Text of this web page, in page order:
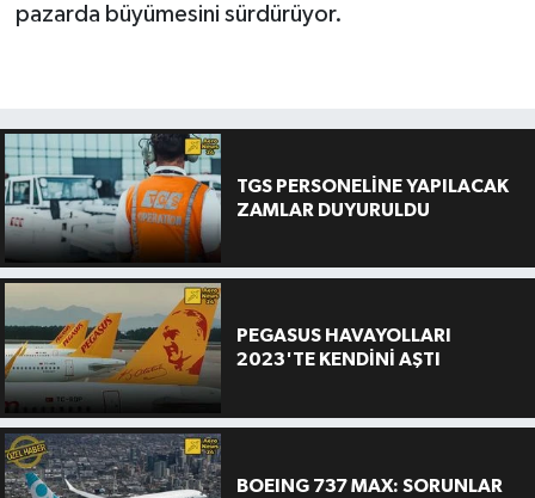
pazarda büyümesini sürdürüyor.
TGS PERSONELİNE YAPILACAK
ZAMLAR DUYURULDU
PEGASUS HAVAYOLLARI
2023'TE KENDİNİ AŞTI
BOEING 737 MAX: SORUNLAR